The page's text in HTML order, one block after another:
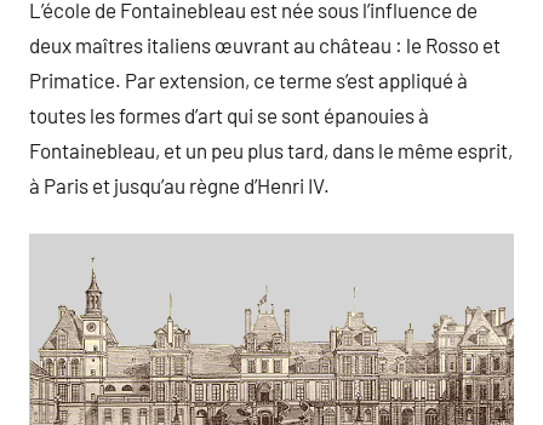
L’école de Fontainebleau est née sous l’influence de
deux maîtres italiens œuvrant au château : le Rosso et
Primatice. Par extension, ce terme s’est appliqué à
toutes les formes d’art qui se sont épanouies à
Fontainebleau, et un peu plus tard, dans le même esprit,
à Paris et jusqu’au règne d’Henri IV.